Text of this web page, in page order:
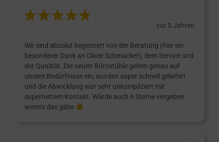
vor 3 Jahren
Wir sind absolut begeistert von der Beratung (hier ein
besonderer Dank an Oliver Schmucker), dem Service und
der Qualität. Die neuen Bürostühle gehen genau auf
unsere Bedürfnisse ein, wurden super schnell geliefert
und die Abwicklung war sehr unkompliziert mit
supernettem Kontakt. Würde auch 6 Sterne vergeben
wenn’s das gäbe